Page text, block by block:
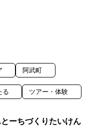
阿武町
る ツアー・体験